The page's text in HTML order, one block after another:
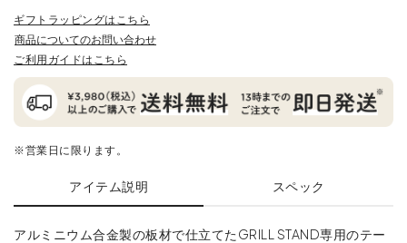
ギフトラッピングはこちら
商品についてのお問い合わせ
ご利用ガイドはこちら
※営業日に限ります。
アイテム説明 スペック
アルミニウム合金製の板材で仕立てたGRILL STAND専用のテー